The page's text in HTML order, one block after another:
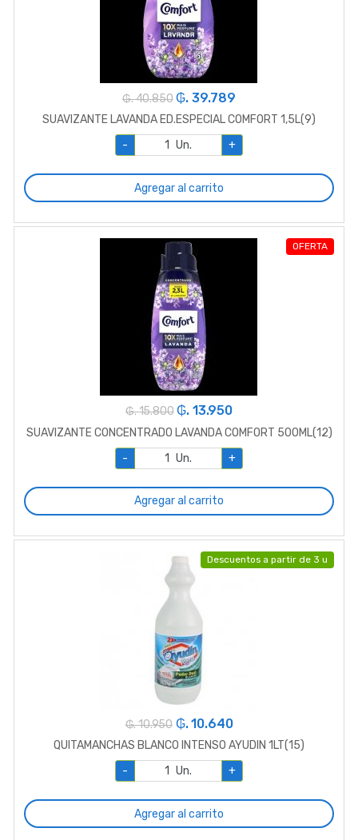
₲. 40.850 ₲. 39.789
SUAVIZANTE LAVANDA ED.ESPECIAL COMFORT 1,5L(9)
-
Un. +
Agregar al carrito
OFERTA
₲. 15.800 ₲. 13.950
SUAVIZANTE CONCENTRADO LAVANDA COMFORT 500ML(12)
-
Un. +
Agregar al carrito
Descuentos a partir de 3 u
₲. 10.950 ₲. 10.640
QUITAMANCHAS BLANCO INTENSO AYUDIN 1LT(15)
-
Un. +
Agregar al carrito